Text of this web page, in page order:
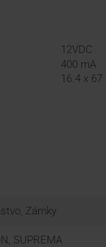
12VDC
400 mA
16.4 x 67
Zámky
SUPREMA